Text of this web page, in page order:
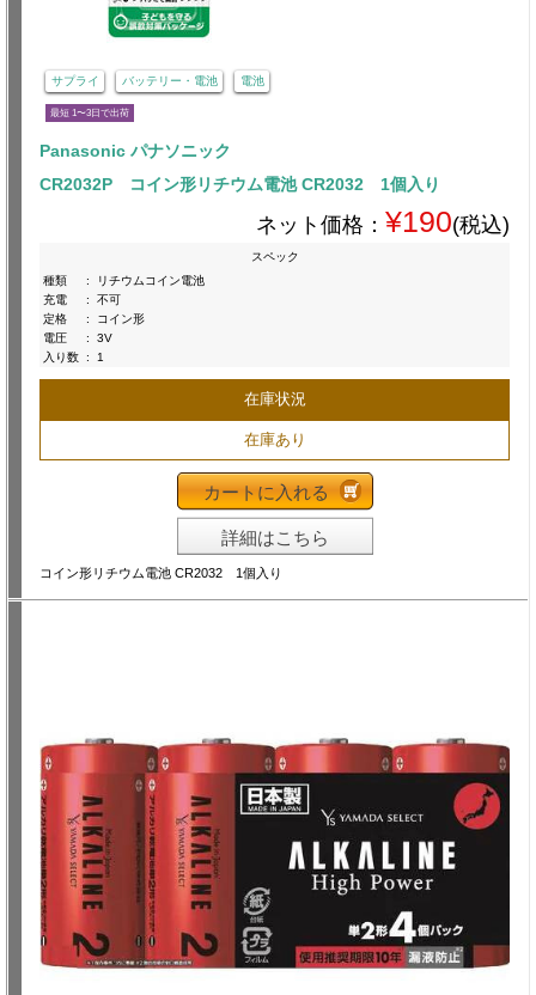
サプライ バッテリー・電池 電池
最短 1〜3日で出荷
Panasonic パナソニック
CR2032P コイン形リチウム電池 CR2032 1個入り
ネット価格： ¥190(税込)
スペック
種類
:
リチウムコイン電池
充電
:
不可
定格
:
コイン形
電圧
:
3V
入り数 : 1
在庫状況
在庫あり
カートに入れる
詳細はこちら
コイン形リチウム電池 CR2032 1個入り